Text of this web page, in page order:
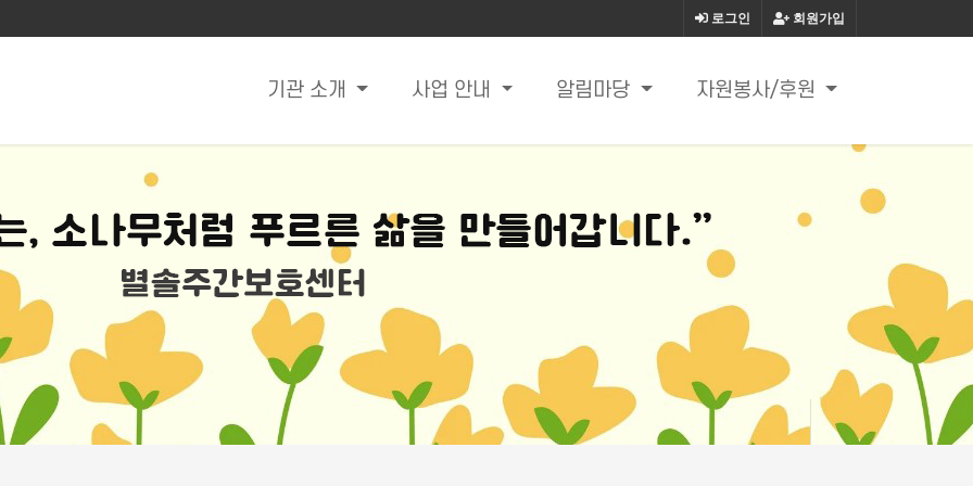
회원가입
로그인
기관 소개 사업 안내 알림마당 자원봉사/후원